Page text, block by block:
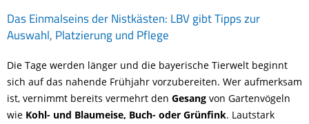
Das Einmalseins der Nistkästen: LBV gibt Tipps zur
Auswahl, Platzierung und Pflege
Die Tage werden länger und die bayerische Tierwelt beginnt
sich auf das nahende Frühjahr vorzubereiten. Wer aufmerksam
ist, vernimmt bereits vermehrt den Gesang von Gartenvögeln
wie Kohl- und Blaumeise, Buch- oder Grünfink. Lautstark